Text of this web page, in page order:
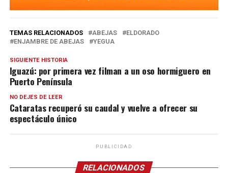
TEMAS RELACIONADOS ABEJAS
ELDORADO
ENJAMBRE DE ABEJAS
YEGUA
SIGUIENTE HISTORIA
Iguazú: por primera vez filman a un oso hormiguero en
Puerto Península
NO DEJES DE LEER
Cataratas recuperó su caudal y vuelve a ofrecer su
espectáculo único
PUBLICIDAD
RELACIONADOS